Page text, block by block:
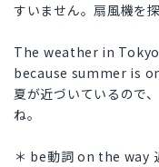
すいません。扇風機を
The weather in
because summer is
夏が近づいているので
ね。
＊ be動詞 on the way